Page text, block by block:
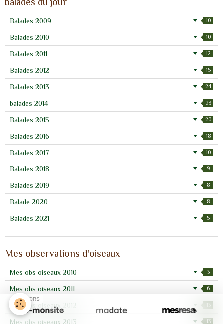
Balades 2009 10
Balades 2010 10
Balades 2011 12
Balades 2012 15
Balades 2013 24
balades 2014 23
Balades 2015 20
Balades 2016 18
Balades 2017 10
Balades 2018 9
Balades 2019 8
Balade 2020 8
Balades 2021 5
Mes observations d'oiseaux
Mes obs oiseaux 2010 3
Mes obs oiseaux 2011 6
Mes obs oiseaux 2012 13
Mes obs oiseaux 2013 13
SPONSORS